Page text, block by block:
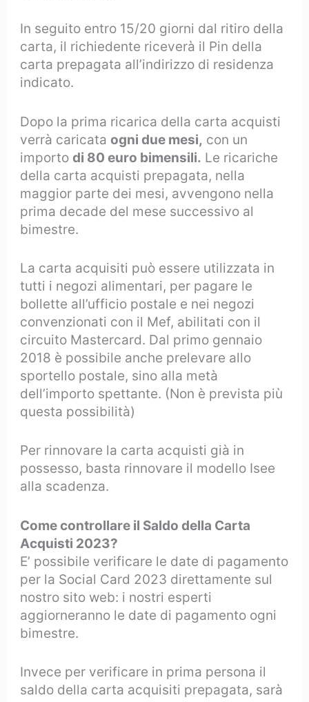
In seguito entro 15/20 giorni dal ritiro della
carta, il richiedente riceverà il Pin della
carta prepagata all’indirizzo di residenza
indicato.
Dopo la prima ricarica della carta acquisti
verrà caricataogni due mesi, con un
importodi 80 euro bimensili. Le ricariche
della carta acquisti prepagata, nella
maggior parte dei mesi, avvengono nella
prima decade del mese successivo al
bimestre.
La carta acquisiti può essere utilizzata in
tutti i negozi alimentari, per pagare le
bollette all’ufficio postale e nei negozi
convenzionati con il Mef, abilitati con il
circuito Mastercard. Dal primo gennaio
2018 è possibile anche prelevare allo
sportello postale, sino alla metà
dell’importo spettante. (Non è prevista più
questa possibilità)
Per rinnovare la carta acquisti già in
possesso, basta rinnovare il modello Isee
alla scadenza.
Come controllare il Saldo della Carta
Acquisti 2023?
E’ possibile verificare le date di pagamento
per la Social Card 2023 direttamente sul
nostro sito web: i nostri esperti
aggiorneranno le date di pagamento ogni
bimestre.
Invece per verificare in prima persona il
saldo della carta acquisiti prepagata, sarà